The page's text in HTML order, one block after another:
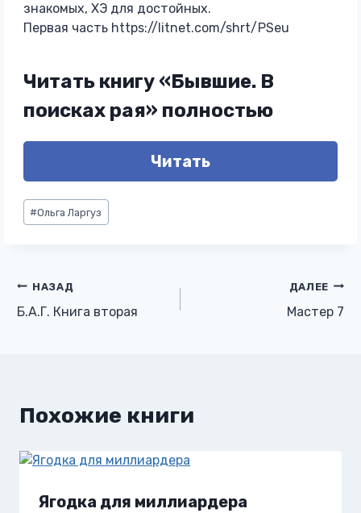
знакомых, ХЭ для достойных.
Первая часть https://litnet.com/shrt/PSeu
Читать книгу «Бывшие. В
поисках рая» полностью
Читать
Метки
записи:
#Ольга Ларгуз
Навигация
по
НАЗАД
Б.А.Г. Книга вторая
ДАЛЕЕ
Мастер 7
Похожие книги
Ягодка для миллиардера